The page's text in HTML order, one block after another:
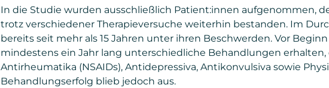
In die Studie wurden ausschließlich Patient:innen aufgenommen,
trotz verschiedener Therapieversuche weiterhin bestanden. Im
bereits seit mehr als 15 Jahren unter ihren Beschwerden. Vor
mindestens ein Jahr lang unterschiedliche Behandlungen
Antirheumatika (NSAIDs), Antidepressiva, Antikonvulsiva sowie
Behandlungserfolg blieb jedoch aus.